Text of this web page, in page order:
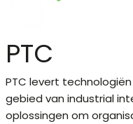
PTC
PTC levert
gebied van industrial
oplossingen om